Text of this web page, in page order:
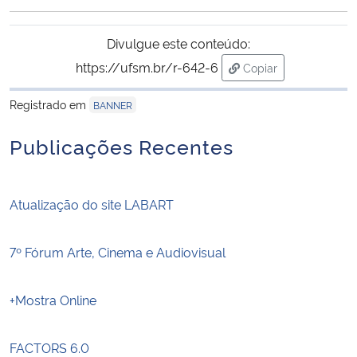
Ministério da Cidadania
Ministério de Minas e Energia
Ministério da Ciência, Tecnologia, Inovações e Comunicações
Controladoria-Geral da União
Ministério da Mulher, da Família e dos Direitos Humanos
Divulgue este conteúdo:
https://ufsm.br/r-642-6
Copiar
para área de
Registrado em
BANNER
Publicações Recentes
Atualização do site LABART
7º Fórum Arte, Cinema e Audiovisual
+Mostra Online
FACTORS 6.0